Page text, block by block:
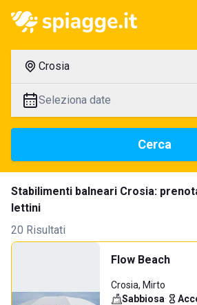
Crosia
Seleziona date
Cerca
Stabilimenti balneari Crosia:
lettini
20 Risultati
Flow Beach
Crosia, Mirto
Sabbiosa·